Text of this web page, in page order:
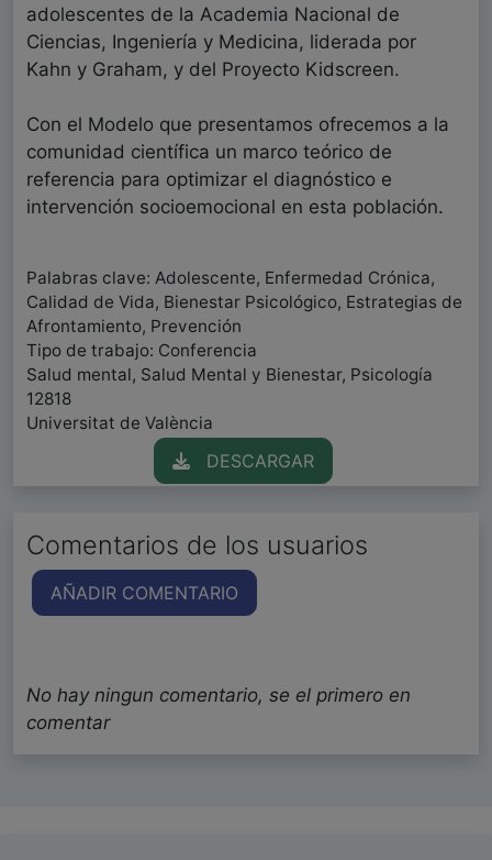
adolescentes de la Academia Nacional de
Ciencias, Ingeniería y Medicina, liderada por
Kahn y Graham, y del Proyecto Kidscreen.
Con el Modelo que presentamos ofrecemos a la
comunidad científica un marco teórico de
referencia para optimizar el diagnóstico e
intervención socioemocional en esta población.
Palabras clave: Adolescente, Enfermedad Crónica,
Calidad de Vida, Bienestar Psicológico, Estrategias de
Afrontamiento, Prevención
Tipo de trabajo: Conferencia
Salud mental, Salud Mental y Bienestar, Psicología
12818
Universitat de València
DESCARGAR
Comentarios de los usuarios
AÑADIR COMENTARIO
No hay ningun comentario, se el primero en
comentar